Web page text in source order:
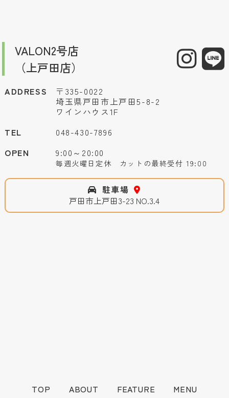
VALON2号店
（上戸田店）
ADDRESS
〒335-0022
埼玉県戸田市上戸田5-8-2
ワインハウス1F
TEL
048-430-7896
OPEN
9:00～20:00
毎週火曜日定休 カットの最終受付 19:00
駐車場
戸田市上戸田3-23 NO.3.4
TOP ABOUT FEATURE MENU